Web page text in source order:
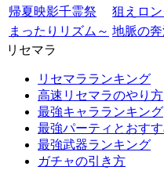
帰夏映影千霊祭
狙えロ
まったりリズム～ 地脈の
リセマラ
リセマラランキング
高速リセマラのやり方
最強キャラランキング
最強パーティとおす
最強武器ランキング
ガチャの引き方